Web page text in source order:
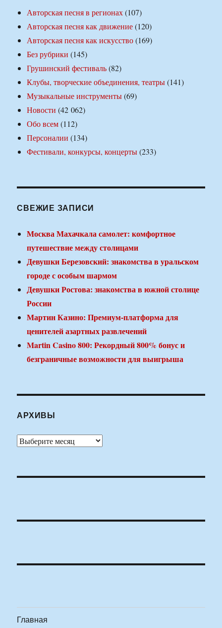
Авторская песня в регионах(107)
Авторская песня как движение(120)
Авторская песня как искусство(169)
Без рубрики (145)
Грушинский фестиваль(82)
Клубы, творческие объединения, театры(141)
Музыкальные инструменты(69)
Новости (42 062)
Обо всем(112)
Персоналии (134)
Фестивали, конкурсы, концерты(233)
СВЕЖИЕ ЗАПИСИ
Москва Махачкала самолет: комфортное
путешествие между столицами
Девушки Березовский: знакомства в уральском
городе с особым шармом
Девушки Ростова: знакомства в южной столице
России
Мартин Казино: Премиум-платформа для
ценителей азартных развлечений
Martin Casino 800: Рекордный 800% бонус и
безграничные возможности для выигрыша
АРХИВЫ
Архивы
Главная